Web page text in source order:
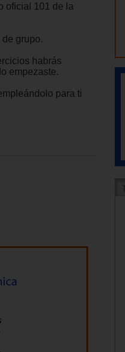
oficial 101 de la
grupo.
habrás
empezaste.
para ti